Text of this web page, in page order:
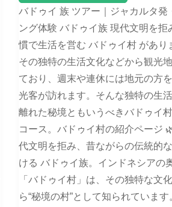
バドゥイ 族 ツアー｜ジャカルタ発
ング体験 バドゥイ族 現代文明を拒
慣で生活を営む バドゥイ村 があり
その独特の生活文化などから観光
ており、週末や連休には地元の方
光客が訪れます。そんな独特の生
離れた秘境ともいうべきバドゥイ
コース。バドゥイ村の紹介ページ
代文明を拒み、昔ながらの伝統的
ける バドゥイ族。インドネシアの
「バドゥイ村」は、その独特な文
ら“秘境の村”として知られていま